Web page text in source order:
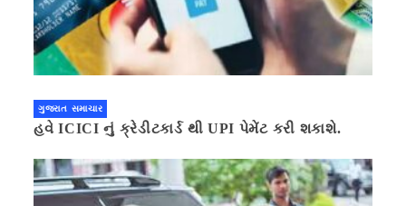
ગુજરાત સમાચાર
હવે ICICI નું ક્રેડીટકાર્ડ થી UPI પેમેંટ કરી શકાશે.